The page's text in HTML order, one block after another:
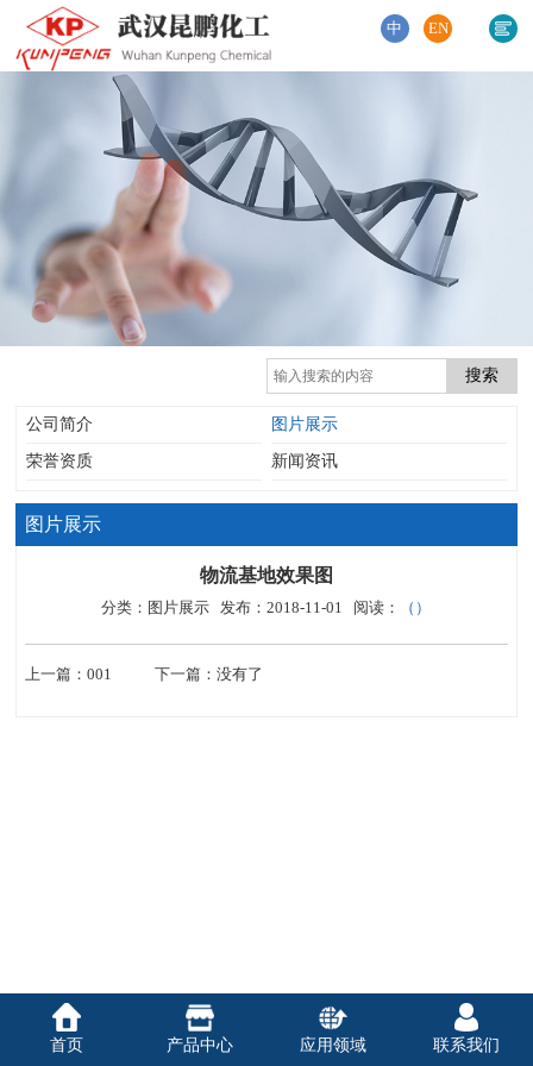
中 EN
公司简介 图片展示
荣誉资质 新闻资讯
图片展示
物流基地效果图
分类：图片展示 发布：2018-11-01 阅读： （ ）
上一篇：001 下一篇：没有了
首页 产品中心 应用领域 联系我们